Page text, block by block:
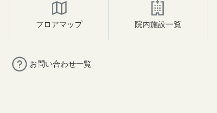
フロアマップ 院内施設一覧
お問い合わせ一覧